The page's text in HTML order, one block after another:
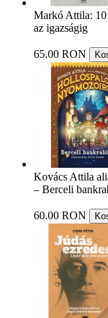
Markó Attila:
az igazságig
65.00 RON
Kovács Attila
– Berceli
60.00 RON